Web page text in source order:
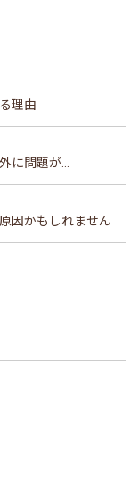
理由
に問題が...
因かもしれません